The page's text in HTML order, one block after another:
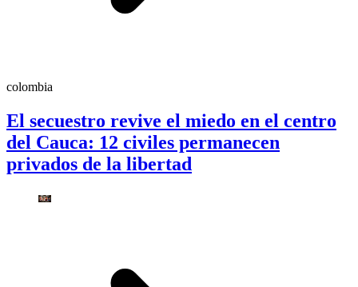
colombia
El secuestro revive el miedo en el centro
del Cauca: 12 civiles permanecen
privados de la libertad